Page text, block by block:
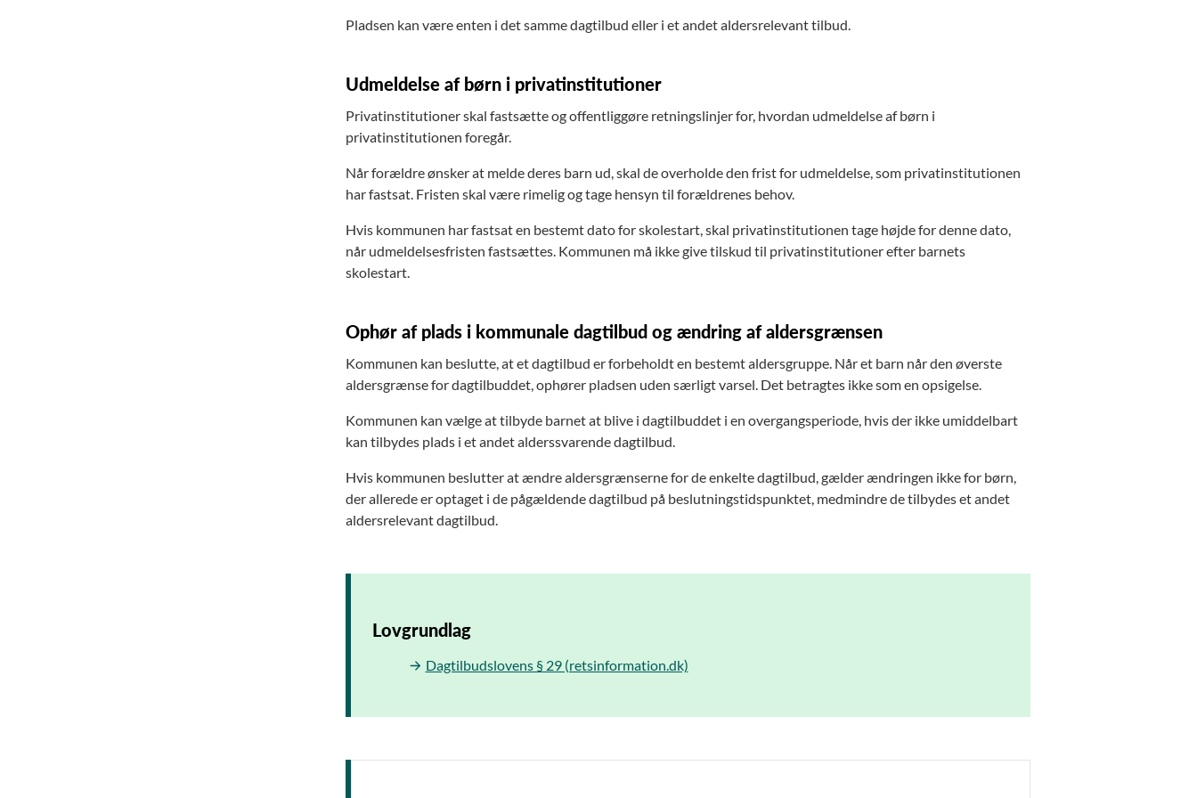
Pladsen kan være enten i det samme dagtilbud eller i et andet aldersrelevant tilbud.
Udmeldelse af børn i privatinstitutioner
Privatinstitutioner skal fastsætte og offentliggøre retningslinjer for, hvordan udmeldelse af børn i
privatinstitutionen foregår.
Når forældre ønsker at melde deres barn ud, skal de overholde den frist for udmeldelse, som privatinstitutionen
har fastsat. Fristen skal være rimelig og tage hensyn til forældrenes behov.
Hvis kommunen har fastsat en bestemt dato for skolestart, skal privatinstitutionen tage højde for denne dato,
når udmeldelsesfristen fastsættes. Kommunen må ikke give tilskud til privatinstitutioner efter barnets
skolestart.
Ophør af plads i kommunale dagtilbud og ændring af aldersgrænsen
Kommunen kan beslutte, at et dagtilbud er forbeholdt en bestemt aldersgruppe. Når et barn når den øverste
aldersgrænse for dagtilbuddet, ophører pladsen uden særligt varsel. Det betragtes ikke som en opsigelse.
Kommunen kan vælge at tilbyde barnet at blive i dagtilbuddet i en overgangsperiode, hvis der ikke umiddelbart
kan tilbydes plads i et andet alderssvarende dagtilbud.
Hvis kommunen beslutter at ændre aldersgrænserne for de enkelte dagtilbud, gælder ændringen ikke for børn,
der allerede er optaget i de pågældende dagtilbud på beslutningstidspunktet, medmindre de tilbydes et andet
aldersrelevant dagtilbud.
Lovgrundlag
Dagtilbudslovens § 29 (retsinformation.dk)